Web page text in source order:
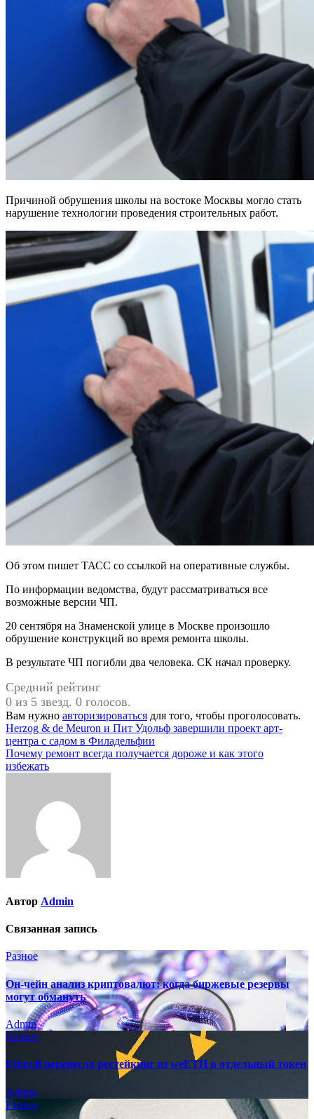
Причиной обрушения школы на востоке Москвы могло стать
нарушение технологии проведения строительных работ.
Об этом пишет ТАСС со ссылкой на оперативные службы.
По информации ведомства, будут рассматриваться все
возможные версии ЧП.
20 сентября на Знаменской улице в Москве произошло
обрушение конструкций во время ремонта школы.
В результате ЧП погибли два человека. СК начал проверку.
Средний рейтинг
0 из 5 звезд. 0 голосов.
Вам нужно авторизироваться для того, чтобы проголосовать.
Навигация
по
записям
Herzog & de Meuron и Пит Удольф завершили проект арт-
центра с садом в Филадельфии
Почему ремонт всегда получается дороже и как этого
избежать
Автор Admin
Связанная запись
Разное
Он-чейн анализ криптовалют: когда биржевые резервы
могут обмануть
Admin
Разное
Ether.fi перенесла рестейкинг из weETH в отдельный токен
Admin
Разное